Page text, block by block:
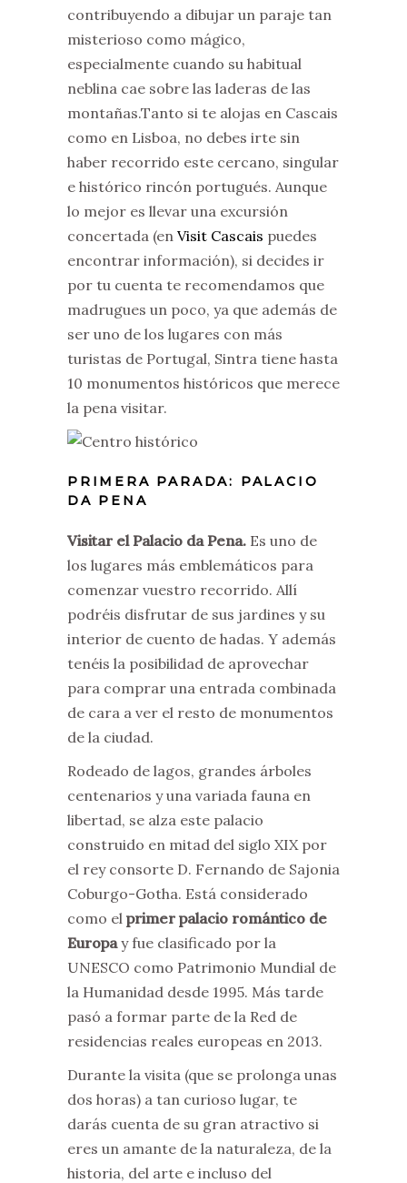
contribuyendo a dibujar un paraje tan
misterioso como mágico,
especialmente cuando su habitual
neblina cae sobre las laderas de las
montañas.Tanto si te alojas en Cascais
como en Lisboa, no debes irte sin
haber recorrido este cercano, singular
e histórico rincón portugués. Aunque
lo mejor es llevar una excursión
concertada (en Visit Cascais puedes
encontrar información), si decides ir
por tu cuenta te recomendamos que
madrugues un poco, ya que además de
ser uno de los lugares con más
turistas de Portugal, Sintra tiene hasta
10 monumentos históricos que merece
la pena visitar.
PRIMERA PARADA: PALACIO
DA PENA
Visitar el Palacio da Pena. Es uno de
los lugares más emblemáticos para
comenzar vuestro recorrido. Allí
podréis disfrutar de sus jardines y su
interior de cuento de hadas. Y además
tenéis la posibilidad de aprovechar
para comprar una entrada combinada
de cara a ver el resto de monumentos
de la ciudad.
Rodeado de lagos, grandes árboles
centenarios y una variada fauna en
libertad, se alza este palacio
construido en mitad del siglo XIX por
el rey consorte D. Fernando de Sajonia
Coburgo-Gotha. Está considerado
como el primer palacio romántico de
Europay fue clasificado por la
UNESCO como Patrimonio Mundial de
la Humanidad desde 1995. Más tarde
pasó a formar parte de la Red de
residencias reales europeas en 2013.
Durante la visita (que se prolonga unas
dos horas) a tan curioso lugar, te
darás cuenta de su gran atractivo si
eres un amante de la naturaleza, de la
historia, del arte e incluso del